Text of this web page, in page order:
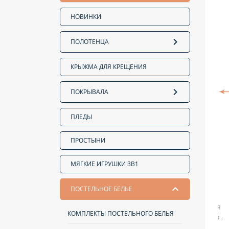
НОВИНКИ
ПОЛОТЕНЦА
КРЫЖМА ДЛЯ КРЕЩЕНИЯ
ПОКРЫВАЛА
ПЛЕДЫ
ПРОСТЫНИ
МЯГКИЕ ИГРУШКИ 3В1
ПОСТЕЛЬНОЕ БЕЛЬЕ
КОМПЛЕКТЫ ПОСТЕЛЬНОГО БЕЛЬЯ